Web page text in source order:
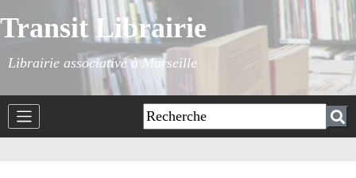
Transit Librairie
Librairie associative à Marseille